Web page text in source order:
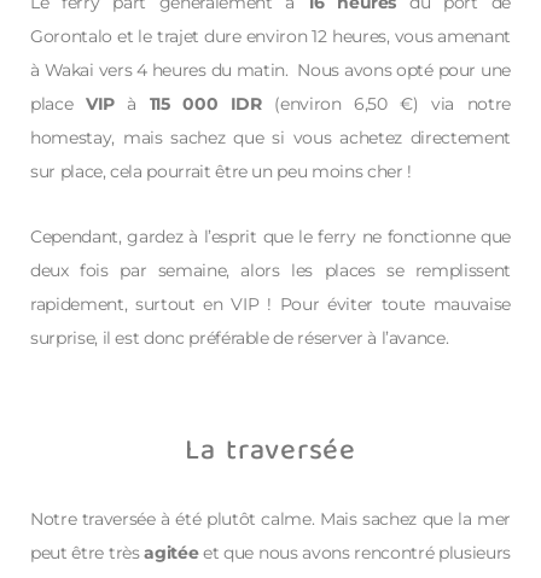
Gorontalo et le trajet dure environ 12 heures, vous amenant
à Wakai vers 4 heures du matin. Nous avons opté pour une
place VIPà 115 000 IDR(environ 6,50 €) via notre
homestay, mais sachez que si vous achetez directement
sur place, cela pourrait être un peu moins cher !
Cependant, gardez à l’esprit que le ferry ne fonctionne que
deux fois par semaine, alors les places se remplissent
rapidement, surtout en VIP ! Pour éviter toute mauvaise
surprise, il est donc préférable de réserver à l’avance.
La traversée
Notre traversée à été plutôt calme. Mais sachez que la mer
peut être trèsagitéeet que nous avons rencontré plusieurs